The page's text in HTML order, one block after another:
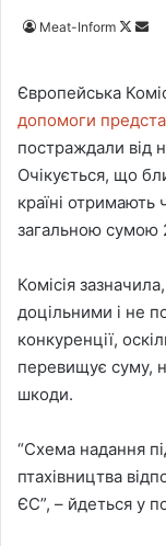
Meat-Inform
F
o
w
o
n
X
n
e
m
a
l
Європейська
допомоги
постраждали від
Очікується, що
країні отримають
загальною сумою
Комісія
доцільними і не
конкуренції,
перевищує суму,
шкоди.
“Схема надання
птахівництва
ЄС”, – йдеться у